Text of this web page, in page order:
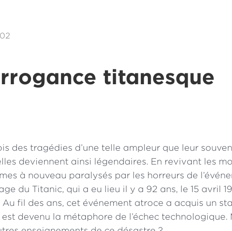
titanesque
des tragédies d’une telle ampleur que leur
deviennent ainsi légendaires. En revivant les
à nouveau paralysés par les horreurs de
du Titanic, qui a eu lieu il y a 92 ans, le 15 avril
Au fil des ans, cet événement atroce a acquis un
devenu la métaphore de l’échec technologique.